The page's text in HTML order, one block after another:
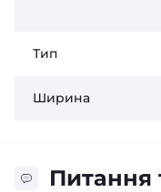
Тип
Ширина
Питання